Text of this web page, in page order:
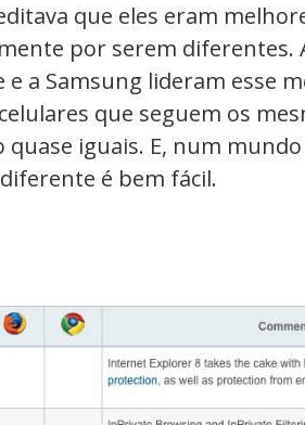
que eles eram
por serem diferentes.
e a Samsung lideram esse
que seguem os
quase iguais. E, num
é bem fácil.